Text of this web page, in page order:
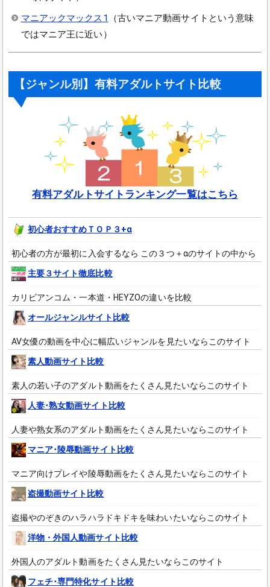
マニアックマックス1 （古いマニア動画サイトという意味
ではマニア王に近い）
【ジャンル別】有料アダルトサイト比較
有料アダルトサイトランキング一覧はこちら
初心者おすすめＴＯＰ３+α
初心者の方が最初に入会するなら この３つ＋αのサイトの中から
主要３サイト徹底比較
カリビアンコム・一本道・HEYZOの違いを比較
オールジャンルサイト比較
AV女優の動画を中心に幅広いジャンルを見たいならこのサイト
素人動画サイト比較
素人の若い子のアダルト動画をたくさん見たいならこのサイト
人妻･熟女動画サイト比較
人妻や熟女系のアダルト動画をたくさん見たいならこのサイト
マニア･陵辱動画サイト比較
マニア向けプレイや陵辱動画をたくさん見たいならこのサイト
盗撮動画サイト比較
盗撮やのぞきのハラハラドキドキを味わいたいならこのサイト
洋物・外国人動画サイト比較
外国人のアダルト動画をたくさん見たいならこのサイト
フェチ･専門特化サイト比較